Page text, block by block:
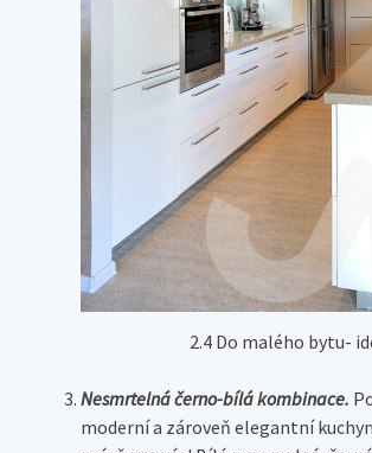
2.4 Do malého bytu-
Nesmrtelná černo-bílá kombinace.
moderní a zároveň elegantní